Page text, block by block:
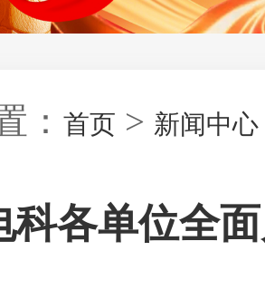
： 首页 > 新闻中心
科各单位全